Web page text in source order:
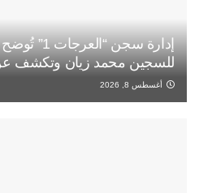
إدارة سجن
للسجين محمد زيان وتكشف
أغسطس 8, 2026